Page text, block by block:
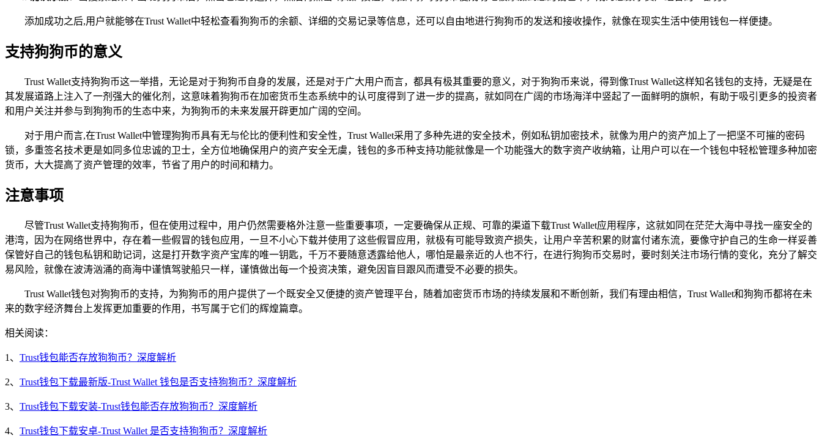
添加成功之后,用户就能够在Trust Wallet中轻松查看狗狗币的余额、详细的交易记录等信息，还可以自由地进行狗狗币的发送和接收操作，就像在现实生活中使用钱包一样便捷。
支持狗狗币的意义
Trust Wallet支持狗狗币这一举措，无论是对于狗狗币自身的发展，还是对于广大用户而言，都具有极其重要的意义，对于狗狗币来说，得到像Trust Wallet这样知名钱包的支持，无疑是在
其发展道路上注入了一剂强大的催化剂，这意味着狗狗币在加密货币生态系统中的认可度得到了进一步的提高，就如同在广阔的市场海洋中竖起了一面鲜明的旗帜，有助于吸引更多的投资者
和用户关注并参与到狗狗币的生态中来，为狗狗币的未来发展开辟更加广阔的空间。
对于用户而言,在Trust Wallet中管理狗狗币具有无与伦比的便利性和安全性，Trust Wallet采用了多种先进的安全技术，例如私钥加密技术，就像为用户的资产加上了一把坚不可摧的密码
锁，多重签名技术更是如同多位忠诚的卫士，全方位地确保用户的资产安全无虞，钱包的多币种支持功能就像是一个功能强大的数字资产收纳箱，让用户可以在一个钱包中轻松管理多种加密
货币，大大提高了资产管理的效率，节省了用户的时间和精力。
注意事项
尽管Trust Wallet支持狗狗币，但在使用过程中，用户仍然需要格外注意一些重要事项，一定要确保从正规、可靠的渠道下载Trust Wallet应用程序，这就如同在茫茫大海中寻找一座安全的
港湾，因为在网络世界中，存在着一些假冒的钱包应用，一旦不小心下载并使用了这些假冒应用，就极有可能导致资产损失，让用户辛苦积累的财富付诸东流，要像守护自己的生命一样妥善
保管好自己的钱包私钥和助记词，这是打开数字资产宝库的唯一钥匙，千万不要随意透露给他人，哪怕是最亲近的人也不行，在进行狗狗币交易时，要时刻关注市场行情的变化，充分了解交
易风险，就像在波涛汹涌的商海中谨慎驾驶船只一样，谨慎做出每一个投资决策，避免因盲目跟风而遭受不必要的损失。
Trust Wallet钱包对狗狗币的支持，为狗狗币的用户提供了一个既安全又便捷的资产管理平台，随着加密货币市场的持续发展和不断创新，我们有理由相信，Trust Wallet和狗狗币都将在未
来的数字经济舞台上发挥更加重要的作用，书写属于它们的辉煌篇章。
相关阅读：
1、 Trust钱包能否存放狗狗币？深度解析
2、 Trust钱包下载最新版-Trust Wallet 钱包是否支持狗狗币？深度解析
3、 Trust钱包下载安装-Trust钱包能否存放狗狗币？深度解析
4、 Trust钱包下载安卓-Trust Wallet 是否支持狗狗币？深度解析